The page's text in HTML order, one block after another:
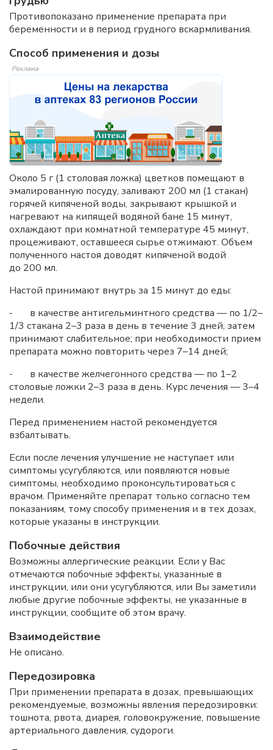
Противопоказано применение препарата при
беременности и в период грудного вскармливания.
Способ применения и дозы
Реклама
Около 5 г (1 столовая ложка) цветков помещают в
эмалированную посуду, заливают 200 мл (1 стакан)
горячей кипяченой воды, закрывают крышкой и
нагревают на кипящей водяной бане 15 минут,
охлаждают при комнатной температуре 45 минут,
процеживают, оставшееся сырье отжимают. Объем
полученного настоя доводят кипяченой водой
до 200 мл.
Настой принимают внутрь за 15 минут до еды:
- в качестве антигельминтного средства — по 1/2–
1/3 стакана 2–3 раза в день в течение 3 дней, затем
принимают слабительное; при необходимости прием
препарата можно повторить через 7–14 дней;
- в качестве желчегонного средства — по 1–2
столовые ложки 2–3 раза в день. Курс лечения — 3–4
недели.
Перед применением настой рекомендуется
взбалтывать.
Если после лечения улучшение не наступает или
симптомы усугубляются, или появляются новые
симптомы, необходимо проконсультироваться с
врачом. Применяйте препарат только согласно тем
показаниям, тому способу применения и в тех дозах,
которые указаны в инструкции.
Побочные действия
Возможны аллергические реакции. Если у Вас
отмечаются побочные эффекты, указанные в
инструкции, или они усугубляются, или Вы заметили
любые другие побочные эффекты, не указанные в
инструкции, сообщите об этом врачу.
Взаимодействие
Не описано.
Передозировка
При применении препарата в дозах, превышающих
рекомендуемые, возможны явления передозировки:
тошнота, рвота, диарея, головокружение, повышение
артериального давления, судороги.